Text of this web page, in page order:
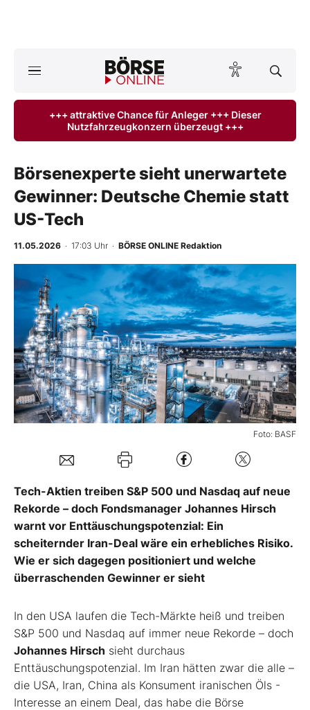
ktuelle Ausgabe BÖRSE ONLINE lesen
Anlageprodukte
Finanz-Check
BO-Musterdepots
Experten
Mein B:O
Mein Konto
+++ attraktive Chance für Anleger +++ Dieser
Nutzfahrzeugkonzern überzeugt +++
Börsenexperte sieht unerwartete
Gewinner: Deutsche Chemie statt
US-Tech
11.05.2026 · 17:03 Uhr · BÖRSE ONLINE Redaktion
Foto: BASF
Tech-Aktien treiben S&P 500 und Nasdaq auf neue
Rekorde – doch Fondsmanager Johannes Hirsch
warnt vor Enttäuschungspotenzial: Ein
scheiternder Iran-Deal wäre ein erhebliches Risiko.
Wie er sich dagegen positioniert und welche
überraschenden Gewinner er sieht
In den USA laufen die Tech-Märkte heiß und treiben
S&P 500 und Nasdaq auf immer neue Rekorde – doch
Johannes Hirsch sieht durchaus
Enttäuschungspotenzial. Im Iran hätten zwar die alle –
die USA, Iran, China als Konsument iranischen Öls -
Interesse an einem Deal, das habe die Börse